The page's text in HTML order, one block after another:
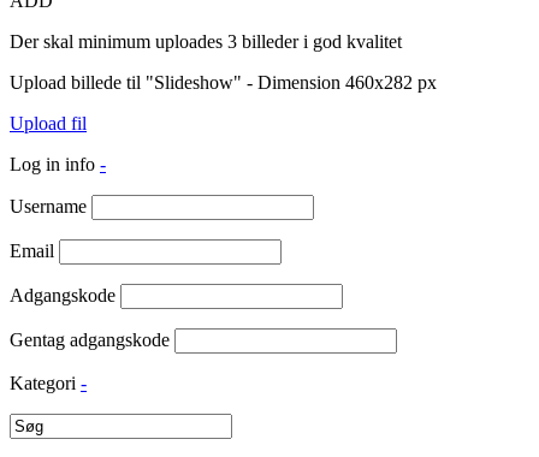
Der skal minimum uploades 3 billeder i god kvalitet
Upload billede til "Slideshow" - Dimension 460x282 px
Upload fil
Log in info -
Username
Email
Adgangskode
Gentag adgangskode
Kategori -